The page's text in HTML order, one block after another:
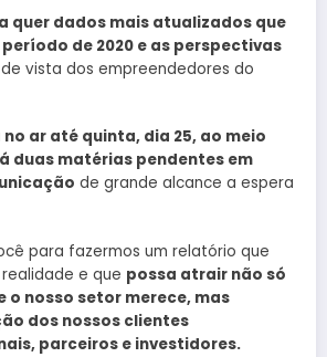
quer dados mais atualizados que
de 2020 e as perspectivas
vista dos empreendedores do
ar até quinta, dia 25, ao meio
duas matérias pendentes em
de grande alcance a espera
para fazermos um relatório que
e que possa atrair não só
o nosso setor merece, mas
dos nossos clientes
parceiros e investidores.